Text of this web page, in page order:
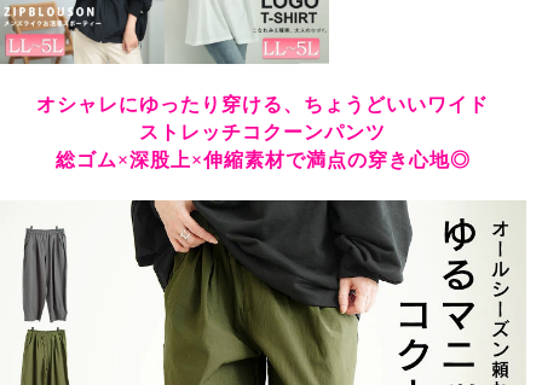
オシャレにゆったり穿ける、ちょうどいいワイド
ストレッチコクーンパンツ
総ゴム×深股上×伸縮素材で満点の穿き心地◎